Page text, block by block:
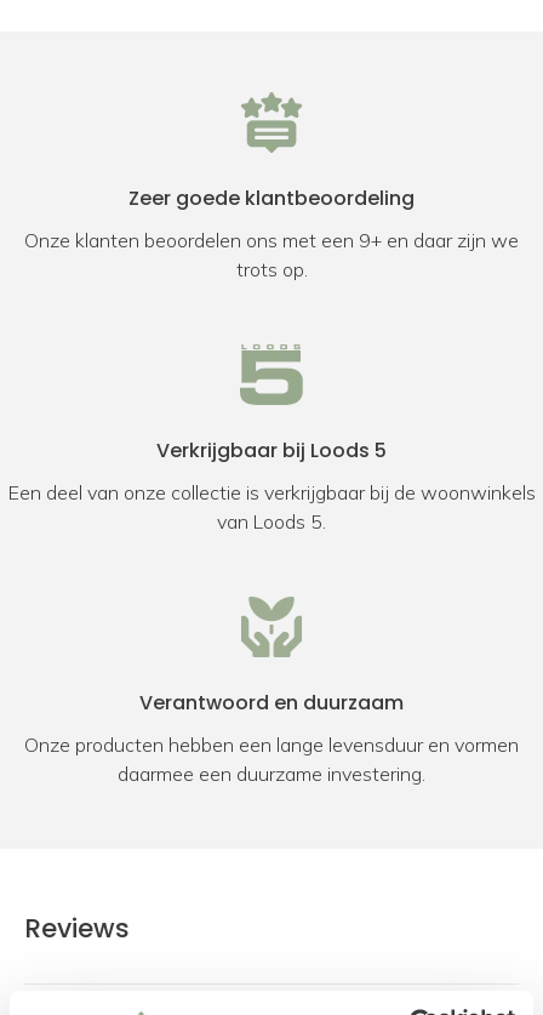
Zeer goede klantbeoordeling
Onze klanten beoordelen ons met een 9+ en daar zijn we
trots op.
Verkrijgbaar bij Loods 5
Een deel van onze collectie is verkrijgbaar bij de woonwinkels
van Loods 5.
Verantwoord en duurzaam
Onze producten hebben een lange levensduur en vormen
daarmee een duurzame investering.
Reviews